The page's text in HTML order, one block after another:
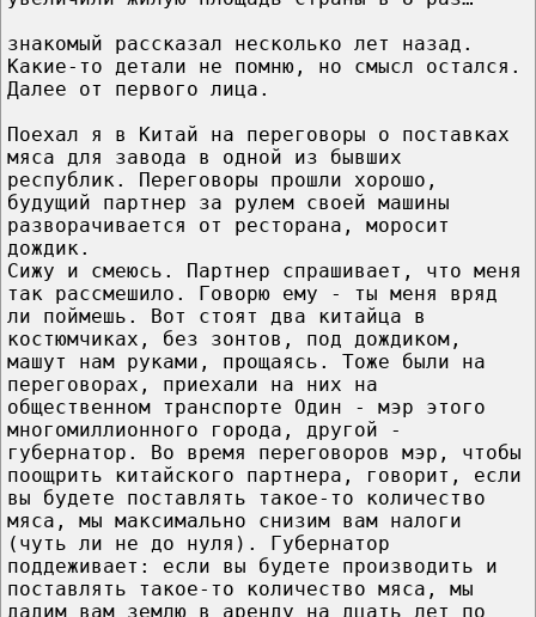
знакомый рассказал несколько лет назад.
Какие-то детали не помню, но смысл остался.
Далее от первого лица.
Поехал я в Китай на переговоры о поставках
мяса для завода в одной из бывших
республик. Переговоры прошли хорошо,
будущий партнер за рулем своей машины
разворачивается от ресторана, моросит
дождик.
Сижу и смеюсь. Партнер спрашивает, что меня
так рассмешило. Говорю ему - ты меня вряд
ли поймешь. Вот стоят два китайца в
костюмчиках, без зонтов, под дождиком,
машут нам руками, прощаясь. Тоже были на
переговорах, приехали на них на
общественном транспорте Один - мэр этого
многомиллионного города, другой -
губернатор. Во время переговоров мэр, чтобы
поощрить китайского партнера, говорит, если
вы будете поставлять такое-то количество
мяса, мы максимально снизим вам налоги
(чуть ли не до нуля). Губернатор
поддеживает: если вы будете производить и
поставлять такое-то количество мяса, мы
дадим вам землю в аренду на дцать лет по